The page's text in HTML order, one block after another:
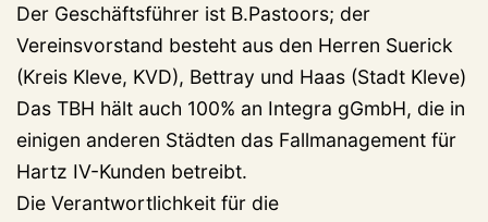
Der Geschäftsführer ist B.Pastoors; der
Vereinsvorstand besteht aus den Herren Suerick
(Kreis Kleve, KVD), Bettray und Haas (Stadt Kleve)
Das TBH hält auch 100% an Integra gGmbH, die in
einigen anderen Städten das Fallmanagement für
Hartz IV-Kunden betreibt.
Die Verantwortlichkeit für die